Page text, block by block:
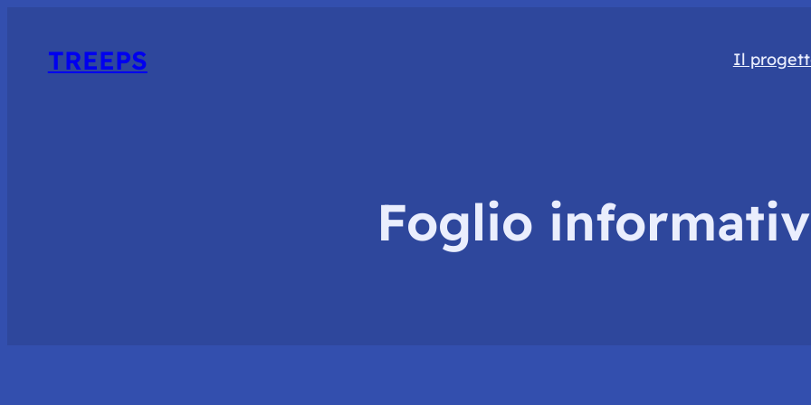
TREEPS Il
Foglio